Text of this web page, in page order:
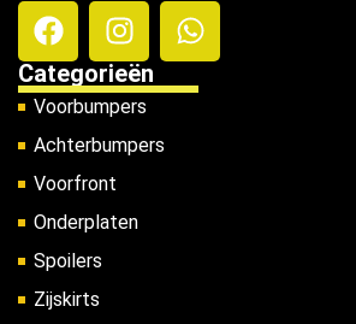
Categorieën
Voorbumpers
Achterbumpers
Voorfront
Onderplaten
Spoilers
Zijskirts